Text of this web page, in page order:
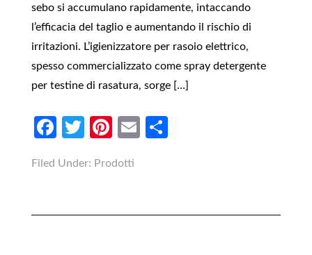
sebo si accumulano rapidamente, intaccando
l’efficacia del taglio e aumentando il rischio di
irritazioni. L’igienizzatore per rasoio elettrico,
spesso commercializzato come spray detergente
per testine di rasatura, sorge […]
Facebook
Twitter
Pinterest
Email
Filed Under: Prodotti